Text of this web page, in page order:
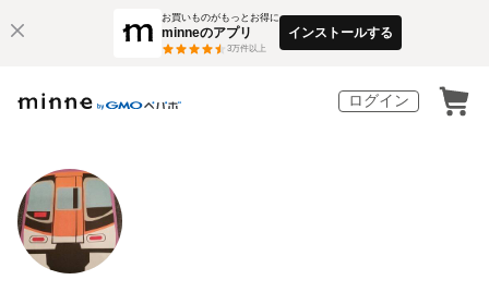
お買いものがもっとお得に
minneのアプリ
3万件以上
インストールする
ログイン